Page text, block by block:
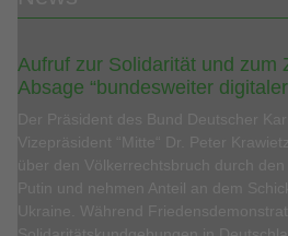
Aufruf zur Solidarität und zum
Absage “bundesweiter